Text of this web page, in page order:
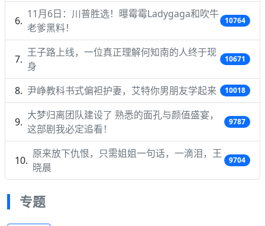
11月6日：川普胜选！曝霉霉Ladygaga和吹牛
老爹黑料！
10764
王子路上线，一位真正理解何知南的人终于现
身
10671
尹峥教科书式偏袒护妻，艾特你男朋友学起来 10018
大梦归离团队建设了 熟悉的面孔与颜值盛宴，
这部剧我必定追看！
9787
原来放下仇恨，只需姐姐一句话，一滴泪，王
晓晨
9704
专题